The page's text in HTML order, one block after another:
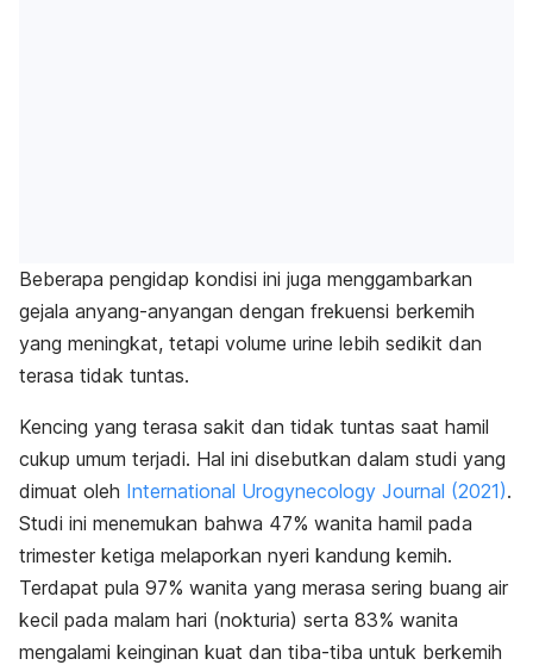
Beberapa pengidap kondisi ini juga menggambarkan
gejala anyang-anyangan dengan frekuensi berkemih
yang meningkat, tetapi volume urine lebih sedikit dan
terasa tidak tuntas.
Kencing yang terasa sakit dan tidak tuntas saat hamil
cukup umum terjadi. Hal ini disebutkan dalam studi yang
dimuat oleh International Urogynecology Journal (2021).
Studi ini menemukan bahwa 47% wanita hamil pada
trimester ketiga melaporkan nyeri kandung kemih.
Terdapat pula 97% wanita yang merasa sering buang air
kecil pada malam hari (nokturia) serta 83% wanita
mengalami keinginan kuat dan tiba-tiba untuk berkemih